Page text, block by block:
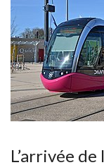
L’arrivée